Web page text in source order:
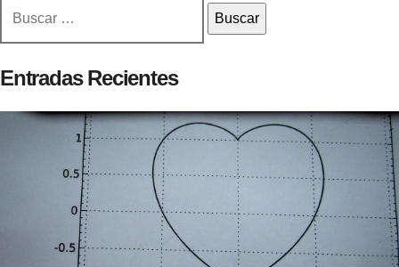
Entradas Recientes